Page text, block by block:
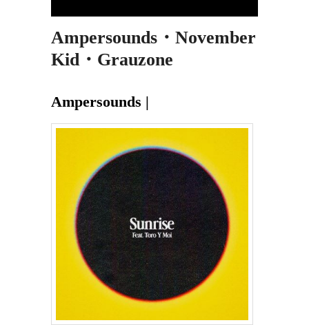
Ampersounds・November
Kid・Grauzone
Ampersounds |